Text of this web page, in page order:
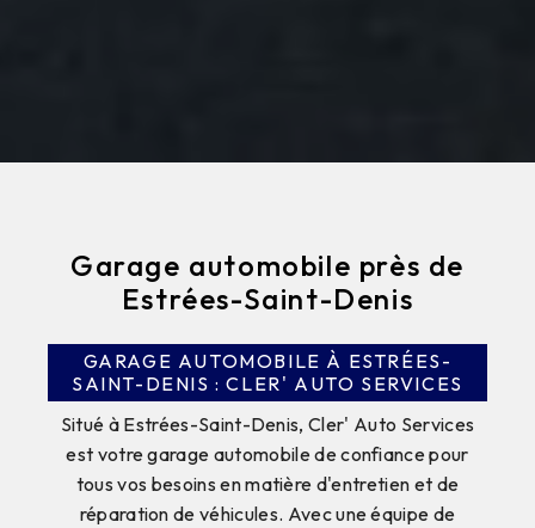
Garage automobile près de
Estrées-Saint-Denis
GARAGE AUTOMOBILE À ESTRÉES-
SAINT-DENIS : CLER' AUTO SERVICES
Situé à Estrées-Saint-Denis, Cler' Auto Services
est votre garage automobile de confiance pour
tous vos besoins en matière d'entretien et de
réparation de véhicules. Avec une équipe de